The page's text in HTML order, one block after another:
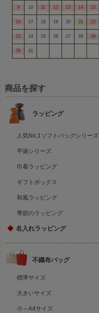
9 10 11 12 13 14 15
16 17 18 19 20 21 22
23 24 25 26 27 28 29
30 31
商品を探す
ラッピング
人気No,1ソフトバッグシリーズ
平袋シリーズ
巾着ラッピング
ギフトボックス
和風ラッピング
季節のラッピング
◆ 名入れラッピング
不織布バッグ
標準サイズ
大きいサイズ
小～A4サイズ